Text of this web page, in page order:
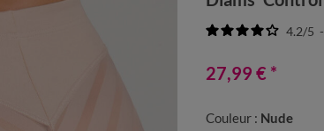
4.2/5 -
27,99 € *
Couleur : Nude